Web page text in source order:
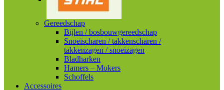
Gereedschap
Bijlen / bosbouwgereedschap
Snoeischaren / takkenscharen /
takkenzagen / snoeizagen
Bladharken
Hamers – Mokers
Schoffels
Accessoires